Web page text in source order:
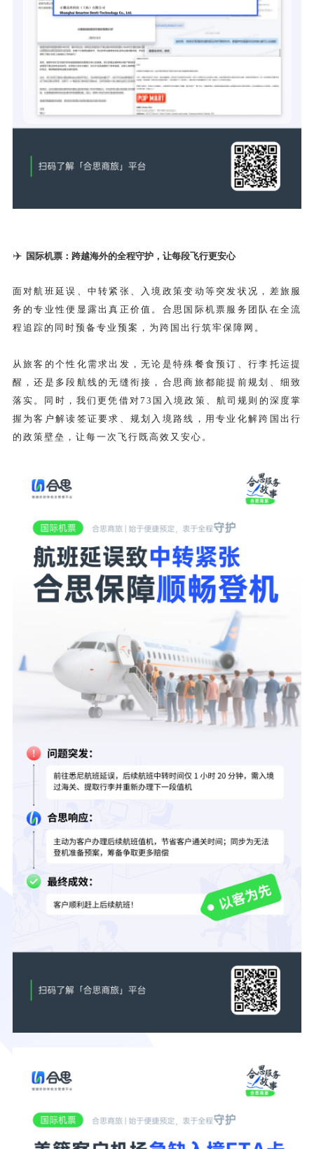
✈️ 国际机票：跨越海外的全程守护，让每段飞行更安心
面对航班延误、中转紧张、入境政策变动等突发状况，差旅服
务的专业性便显露出真正价值。合思国际机票服务团队在全流
程追踪的同时预备专业预案，为跨国出行筑牢保障网。
从旅客的个性化需求出发，无论是特殊餐食预订、行李托运提
醒，还是多段航线的无缝衔接，合思商旅都能提前规划、细致
落实。同时，我们更凭借对73国入境政策、航司规则的深度掌
握为客户解读签证要求、规划入境路线，用专业化解跨国出行
的政策壁垒，让每一次飞行既高效又安心。